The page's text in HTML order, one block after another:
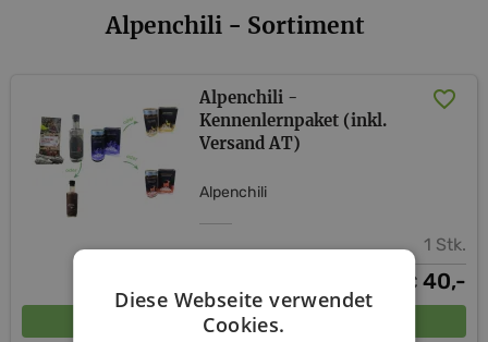
Alpenchili - Sortiment
Alpenchili -
Kennenlernpaket (inkl.
Versand AT)
Alpenchili
1 Stk.
€ 40,-
In den Warenkorb
Diese Webseite verwendet
Cookies.